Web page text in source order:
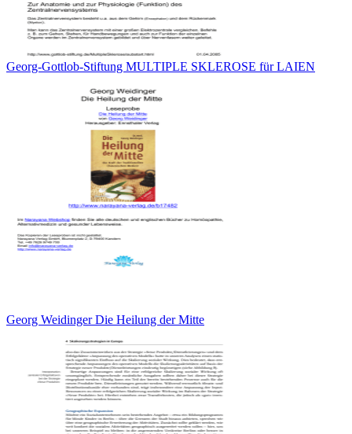
Georg-Gottlob-Stiftung MULTIPLE SKLEROSE für LAIEN
Georg Weidinger Die Heilung der Mitte